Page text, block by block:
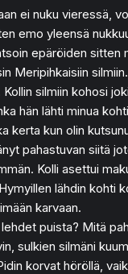
ei nuku vieressä,
emo yleensä
epäröiden sitten
Meripihkaisiin
silmiin kohosi
hän lähti minua
kerta kun olin
pahastuvan siitä
Kolli asettui
lähdin kohti
karvaan.
puista? Mitä
sulkien silmäni
korvat höröllä,